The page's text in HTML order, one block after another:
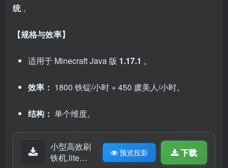
统。
【规格与效率】
适用于 Minecraft Java 版 1.17.1 。
效率： 1800 铁锭/小时 + 450 虞美人/小时。
结构： 单个维度。
小型高效刷
铁机.litemat
预览投影 下载